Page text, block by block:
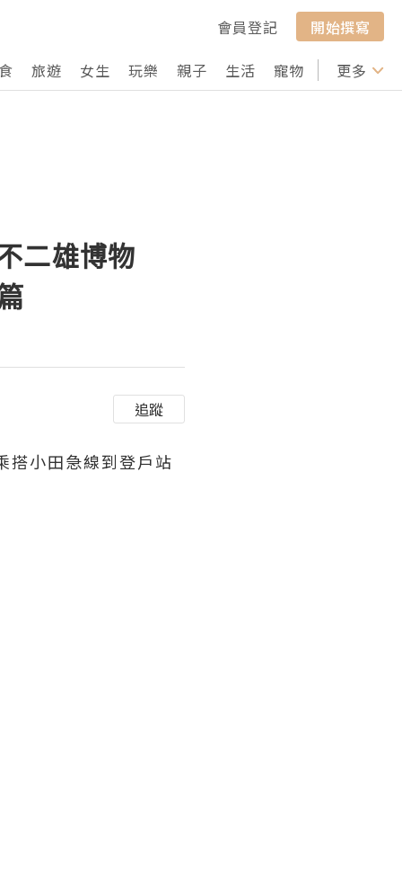
會員登記
開始撰寫
旅遊 女生 玩樂 親子 生活 寵物 行山 打卡
更多
二雄博物
追蹤
搭小田急線到登戶站